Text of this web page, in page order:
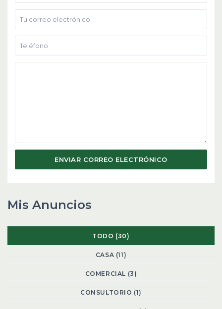
Mis Anuncios
TODO (30)
CASA (11)
COMERCIAL (3)
CONSULTORIO (1)